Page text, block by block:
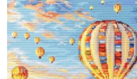
返品特約について
新規会員登録
会員規約について